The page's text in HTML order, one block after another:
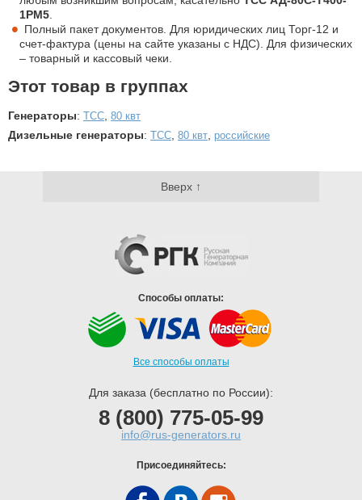
1РМ5
Полный пакет документов. Для юридических лиц Торг-12 и
счет-фактура (цены на сайте указаны с НДС). Для физических
– товарный и кассовый чеки.
Этот товар в группах
Генераторы: ТСС 80 квт
Дизельные генераторы: ТСС 80 квт российские
Вверх ↑
Способы оплаты:
Все способы оплаты
Для заказа (бесплатно по России):
8 (800) 775-05-99
info@rus-generators.ru
Присоединяйтесь: